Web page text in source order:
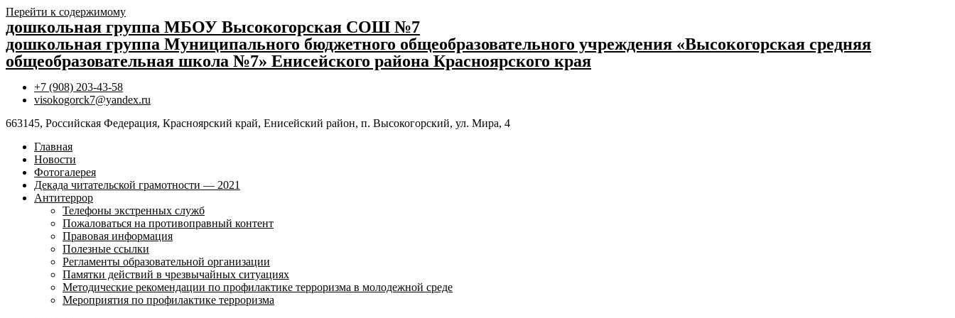
Перейти к содержимому
дошкольная группа МБОУ Высокогорская СОШ №7
дошкольная группа Муниципального бюджетного общеобразовательного учреждения «Высокогорская средняя
общеобразовательная школа №7» Енисейского района Красноярского края
+7 (908) 203-43-58
visokogorck7@yandex.ru
663145, Российская Федерация, Красноярский край, Енисейский район, п. Высокогорский, ул. Мира, 4
Главная
Новости
Фотогалерея
Декада читательской грамотности — 2021
Антитеррор
Телефоны экстренных служб
Пожаловаться на противоправный контент
Правовая информация
Полезные ссылки
Регламенты образовательной организации
Памятки действий в чрезвычайных ситуациях
Методические рекомендации по профилактике терроризма в молодежной среде
Мероприятия по профилактике терроризма